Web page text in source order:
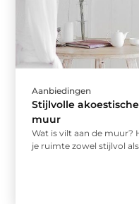
Aanbiedingen
Stijlvolle
muur
Wat is vilt aan de muur?
je ruimte zowel stijlvol